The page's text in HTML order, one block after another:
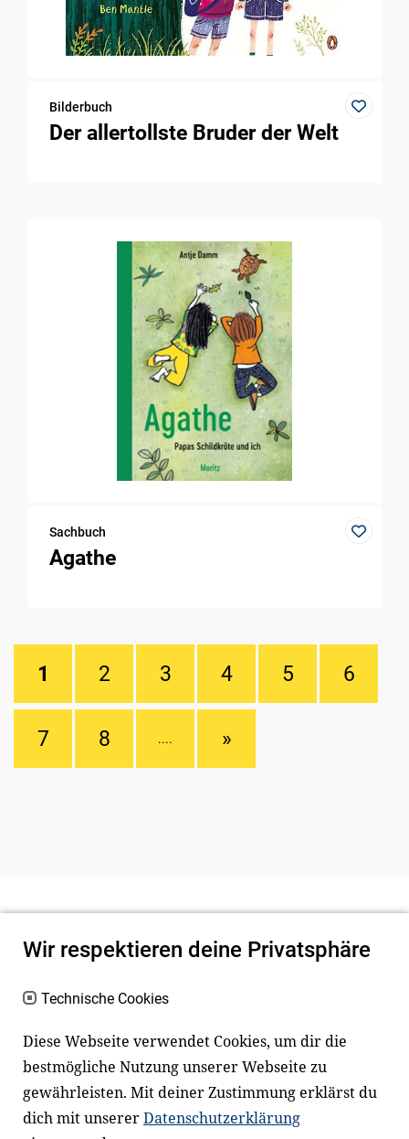
Bilderbuch
Der allertollste Bruder der Welt
Sachbuch
Agathe
1 2 3 4 5 6
7 8 .... »
Newsletter Instagram
Facebook LinkedIn
Wir respektieren deine Privatsphäre
Technische Cookies
Diese Webseite verwendet Cookies, um dir die
bestmögliche Nutzung unserer Webseite zu
gewährleisten. Mit deiner Zustimmung erklärst du
dich mit unsererDatenschutzerklärung